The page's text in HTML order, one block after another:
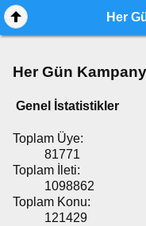
Her Gün
Genel İstatistikler
Toplam Üye:
81771
Toplam İleti:
1098862
Toplam Konu:
121429